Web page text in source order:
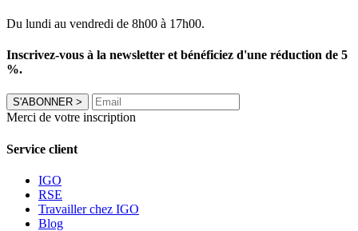
Du lundi au vendredi de 8h00 à 17h00.
Inscrivez-vous à la newsletter et bénéficiez d'une réduction de 5
%.
S'ABONNER >
Merci de votre inscription
Service client
IGO
RSE
Travailler chez IGO
Blog